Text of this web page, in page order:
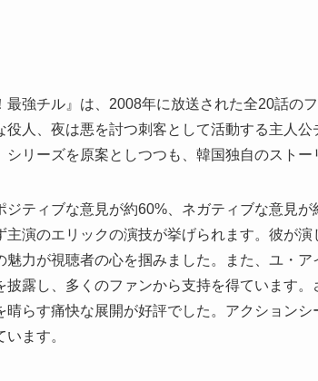
最強チル』は、2008年に放送された全20話の
役人、夜は悪を討つ刺客として活動する主人
シリーズを原案としつつも、韓国独自のストー
ジティブな意見が約60%、ネガティブな意見
主演のエリックの演技が挙げられます。彼が
魅力が視聴者の心を掴みました。また、ユ・
披露し、多くのファンから支持を得ています
晴らす痛快な展開が好評でした。アクションシ
ます。